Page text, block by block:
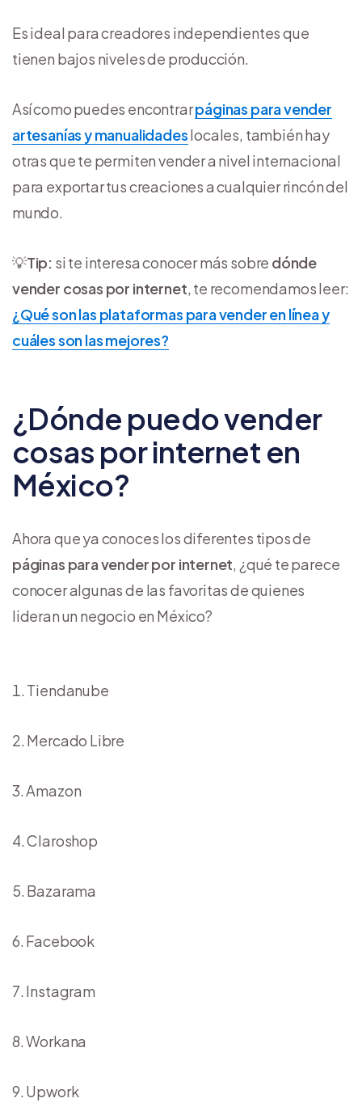
Es ideal para creadores independientes que
tienen bajos niveles de producción.
Así como puedes encontrarpáginas para vender
artesanías y manualidadeslocales, también hay
otras que te permiten vender a nivel internacional
para exportar tus creaciones a cualquier rincón del
mundo.
💡Tip: si te interesa conocer más sobre dónde
vender cosas por internet, te recomendamos leer:
¿Qué son las plataformas para vender en línea y
cuáles son las mejores?
¿Dónde puedo vender
cosas por internet en
México?
Ahora que ya conoces los diferentes tipos de
páginas para vender por internet, ¿qué te parece
conocer algunas de las favoritas de quienes
lideran un negocio en México?
Tiendanube
Mercado Libre
Amazon
Claroshop
Bazarama
Facebook
Instagram
Workana
Upwork